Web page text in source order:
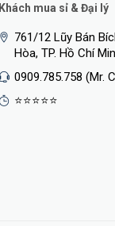
Khách mua sỉ & Đại lý
761/12 Lũy Bán
Hòa, TP. Hồ Chí
0909.785.758 (Mr.
⭐⭐⭐⭐⭐